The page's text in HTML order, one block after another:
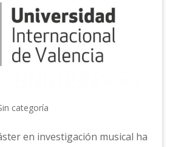
categoría
en investigación musical ha